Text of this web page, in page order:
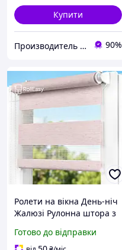
Купити
Производитель Роллет - Интернет-магазин 90%
Ролети на вікна День-ніч
Жалюзі Рулонна штора з
Рулонні штори Ролета
Готово до відправки